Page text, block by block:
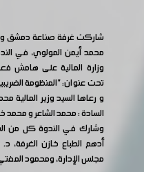
شاركت غرفة صناعة دمشق
محمد أيمن المولوي، في
تحت عنوان: "المنظومة
و رعاها السيد وزير
السادة : محمد الشاعر و محمد
وشارك في الندوة كل من
أدهم الطباع خازن الغرفة،
مجلس الإدارة، ومحمود